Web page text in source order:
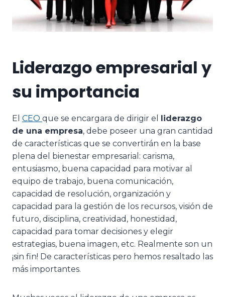
Liderazgo empresarial y
su importancia
El CEO que se encargara de dirigir el liderazgo
de una empresa, debe poseer una gran cantidad
de características que se convertirán en la base
plena del bienestar empresarial: carisma,
entusiasmo, buena capacidad para motivar al
equipo de trabajo, buena comunicación,
capacidad de resolución, organización y
capacidad para la gestión de los recursos, visión de
futuro, disciplina, creatividad, honestidad,
capacidad para tomar decisiones y elegir
estrategias, buena imagen, etc. Realmente son un
¡sin fin! De características pero hemos resaltado las
más importantes.